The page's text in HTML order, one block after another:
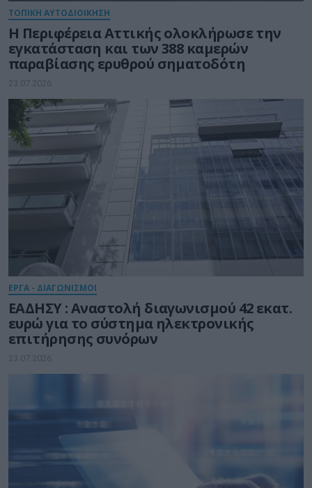
ΤΟΠΙΚΗ ΑΥΤΟΔΙΟΙΚΗΣΗ
Η Περιφέρεια Αττικής ολοκλήρωσε την
εγκατάσταση και των 388 καμερών
παραβίασης ερυθρού σηματοδότη
23.07.2026
ΕΡΓΑ - ΔΙΑΓΩΝΙΣΜΟΙ
ΕΑΔΗΣΥ : Αναστολή διαγωνισμού 42 εκατ.
ευρώ για το σύστημα ηλεκτρονικής
επιτήρησης συνόρων
23.07.2026